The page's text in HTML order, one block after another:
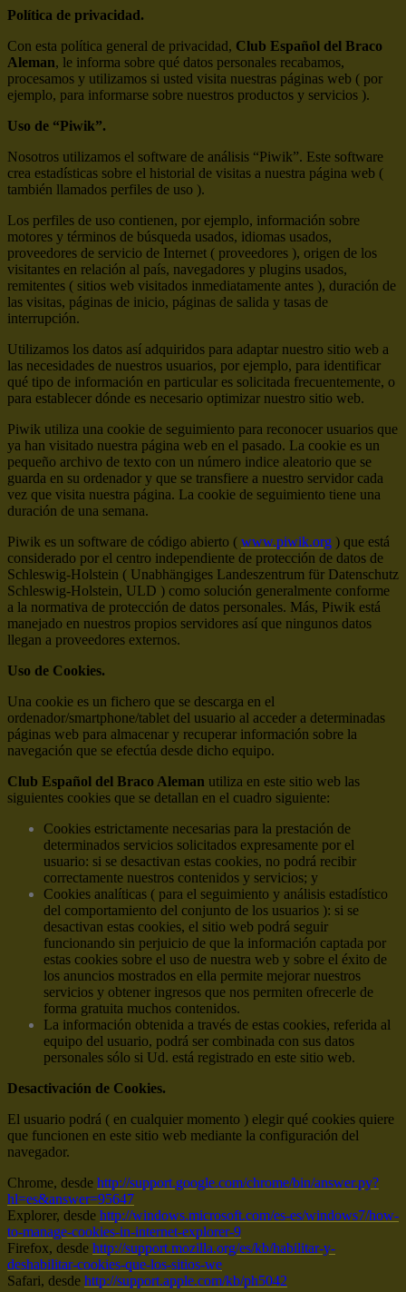
Política de privacidad.
Con esta política general de privacidad, Club Español del Braco
Aleman, le informa sobre qué datos personales recabamos,
procesamos y utilizamos si usted visita nuestras páginas web ( por
ejemplo, para informarse sobre nuestros productos y servicios ).
Uso de “Piwik”.
Nosotros utilizamos el software de análisis “Piwik”. Este software
crea estadísticas sobre el historial de visitas a nuestra página web (
también llamados perfiles de uso ).
Los perfiles de uso contienen, por ejemplo, información sobre
motores y términos de búsqueda usados, idiomas usados,
proveedores de servicio de Internet ( proveedores ), origen de los
visitantes en relación al país, navegadores y plugins usados,
remitentes ( sitios web visitados inmediatamente antes ), duración de
las visitas, páginas de inicio, páginas de salida y tasas de
interrupción.
Utilizamos los datos así adquiridos para adaptar nuestro sitio web a
las necesidades de nuestros usuarios, por ejemplo, para identificar
qué tipo de información en particular es solicitada frecuentemente, o
para establecer dónde es necesario optimizar nuestro sitio web.
Piwik utiliza una cookie de seguimiento para reconocer usuarios que
ya han visitado nuestra página web en el pasado. La cookie es un
pequeño archivo de texto con un número indice aleatorio que se
guarda en su ordenador y que se transfiere a nuestro servidor cada
vez que visita nuestra página. La cookie de seguimiento tiene una
duración de una semana.
Piwik es un software de código abierto ( www.piwik.org ) que está
considerado por el centro independiente de protección de datos de
Schleswig-Holstein ( Unabhängiges Landeszentrum für Datenschutz
Schleswig-Holstein, ULD ) como solución generalmente conforme
a la normativa de protección de datos personales. Más, Piwik está
manejado en nuestros propios servidores así que ningunos datos
llegan a proveedores externos.
Uso de Cookies.
Una cookie es un fichero que se descarga en el
ordenador/smartphone/tablet del usuario al acceder a determinadas
páginas web para almacenar y recuperar información sobre la
navegación que se efectúa desde dicho equipo.
Club Español del Braco Aleman utiliza en este sitio web las
siguientes cookies que se detallan en el cuadro siguiente:
Cookies estrictamente necesarias para la prestación de
determinados servicios solicitados expresamente por el
usuario: si se desactivan estas cookies, no podrá recibir
correctamente nuestros contenidos y servicios; y
Cookies analíticas ( para el seguimiento y análisis estadístico
del comportamiento del conjunto de los usuarios ): si se
desactivan estas cookies, el sitio web podrá seguir
funcionando sin perjuicio de que la información captada por
estas cookies sobre el uso de nuestra web y sobre el éxito de
los anuncios mostrados en ella permite mejorar nuestros
servicios y obtener ingresos que nos permiten ofrecerle de
forma gratuita muchos contenidos.
La información obtenida a través de estas cookies, referida al
equipo del usuario, podrá ser combinada con sus datos
personales sólo si Ud. está registrado en este sitio web.
Desactivación de Cookies.
El usuario podrá ( en cualquier momento ) elegir qué cookies quiere
que funcionen en este sitio web mediante la configuración del
navegador.
Chrome, desde http://support.google.com/chrome/bin/answer.py?
hl=es&answer=95647
Explorer, desde http://windows.microsoft.com/es-es/windows7/how-
to-manage-cookies-in-internet-explorer-9
Firefox, desde http://support.mozilla.org/es/kb/habilitar-y-
deshabilitar-cookies-que-los-sitios-we
Safari, desde http://support.apple.com/kb/ph5042